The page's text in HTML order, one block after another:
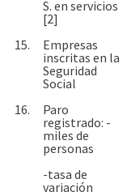
S. en servicios
[2]
15.
Empresas
inscritas en la
Seguridad
Social
16.
Paro
registrado: -
miles de
personas
-tasa de
variación